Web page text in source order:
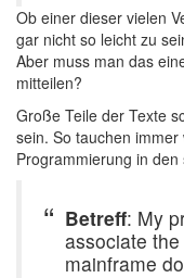
Ob einer dieser vielen
gar nicht so leicht zu
Aber muss man das
mitteilen?
Große Teile der Texte
sein. So tauchen
Programmierung in
Betreff: My
associate
mainframe